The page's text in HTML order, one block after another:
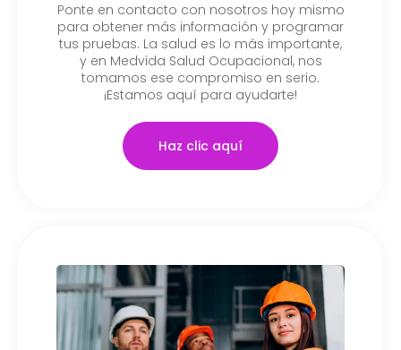
Ponte en contacto con nosotros hoy mismo
para obtener más información y programar
tus pruebas. La salud es lo más importante,
y en Medvida Salud Ocupacional, nos
tomamos ese compromiso en serio.
¡Estamos aquí para ayudarte!
Haz clic aquí